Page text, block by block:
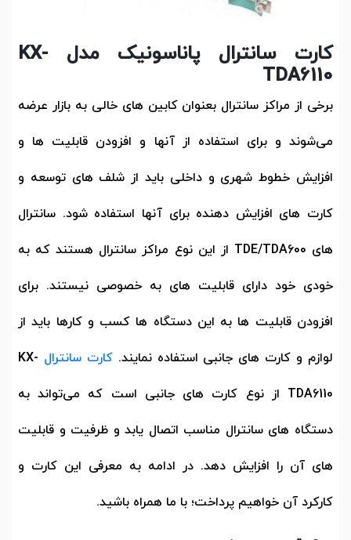
کارت سانترال پاناسونیک مدل KX-
TDA6110
برخی از مراکز سانترال بعنوان کابین های خالی به بازار عرضه
می‌شوند و برای استفاده از آنها و افزودن قابلیت ها و
افزایش خطوط شهری و داخلی باید از شلف های توسعه و
کارت های افزایش دهنده برای آنها استفاده شود. سانترال
های TDE/TDA600 از این نوع مراکز سانترال هستند که به
خودی خود دارای قابلیت های به خصوصی نیستند. برای
افزودن قابلیت ها به این دستگاه ها کسب و کارها باید از
لوازم و کارت های جانبی استفاده نمایند.کارت سانترال KX-
TDA6110 از نوع کارت های جانبی است که می‌تواند به
دستگاه های سانترال مناسب اتصال یابد و ظرفیت و قابلیت
های آن را افزایش دهد. در ادامه به معرفی این کارت و
کارکرد آن خواهیم پرداخت؛ با ما همراه باشید.